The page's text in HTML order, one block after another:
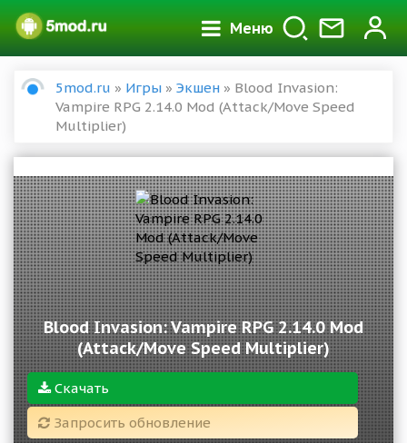
Меню
5mod.ru » Игры » Экшен » Blood Invasion:
Vampire RPG 2.14.0 Mod (Attack/Move Speed
Multiplier)
Blood Invasion: Vampire RPG 2.14.0 Mod
(Attack/Move Speed Multiplier)
Скачать
Запросить обновление